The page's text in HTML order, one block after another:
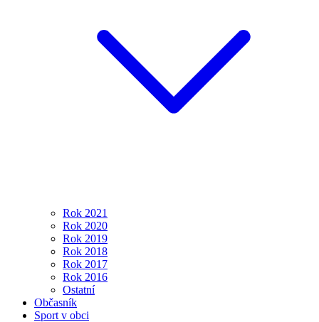
Rok 2021
Rok 2020
Rok 2019
Rok 2018
Rok 2017
Rok 2016
Ostatní
Občasník
Sport v obci